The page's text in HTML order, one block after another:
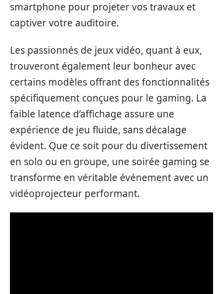
smartphone pour projeter vos travaux et
captiver votre auditoire.
Les passionnés de jeux vidéo, quant à eux,
trouveront également leur bonheur avec
certains modèles offrant des fonctionnalités
spécifiquement conçues pour le gaming. La
faible latence d’affichage assure une
expérience de jeu fluide, sans décalage
évident. Que ce soit pour du divertissement
en solo ou en groupe, une soirée gaming se
transforme en véritable événement avec un
vidéoprojecteur performant.